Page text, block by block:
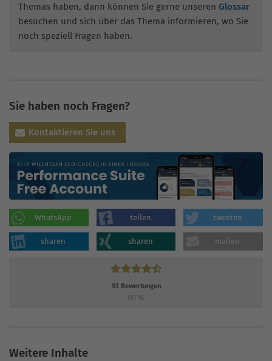
Themas haben, dann können Sie gerne unseren Glossar
besuchen und sich über das Thema informieren, wo Sie
noch speziell Fragen haben.
Sie haben noch Fragen?
Kontaktieren Sie uns
WhatsApp teilen tweeten
sharen sharen mailen
93 Bewertungen
90 %
Weitere Inhalte